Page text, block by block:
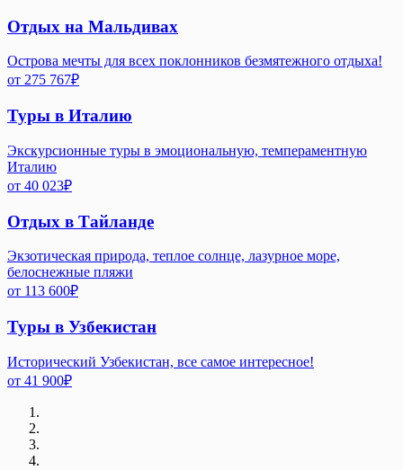
Отдых на Мальдивах
Острова мечты для всех поклонников безмятежного отдыха!
от 275 767₽
Туры в Италию
Экскурсионные туры в эмоциональную, темпераментную
Италию
от 40 023₽
Отдых в Тайланде
Экзотическая природа, теплое солнце, лазурное море,
белоснежные пляжи
от 113 600₽
Туры в Узбекистан
Исторический Узбекистан, все самое интересное!
от 41 900₽